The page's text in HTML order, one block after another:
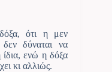
ότι η μεν
δύναται να
ίδια, ενώ η δόξα
κι αλλιώς.